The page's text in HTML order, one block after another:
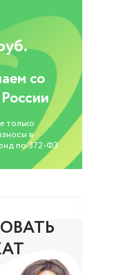
со
только
в
по 372-ФЗ